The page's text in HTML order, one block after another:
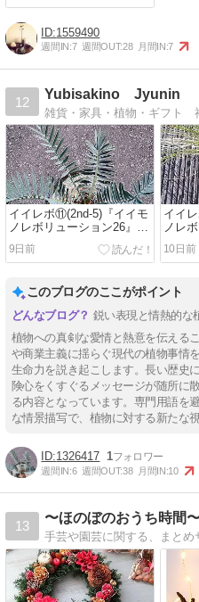
1559490
週間IN:7 週間OUT:28 月間IN:7
12
Yubisakino Jyunin
イイレボ⑪(2nd-5)『イイモ
ノレボリューション26』
2Stage
9日前
イイ
ノレ
2Stage
10日前
このブログのここがポイント
鋭い表現と情熱的な
植物への真剣な愛情と熱意を伝える
や商業主義に揺らぐ現代の植物事情
生命力を説き起こします。長い歴史
険心をくすぐるメッセージが随所に
る内容となっています。専門用語を
な情景描写で、植物に対する新たな
1326417 1
週間IN:6 週間OUT:38 月間IN:10
13
〜ほのぼのおうち時間